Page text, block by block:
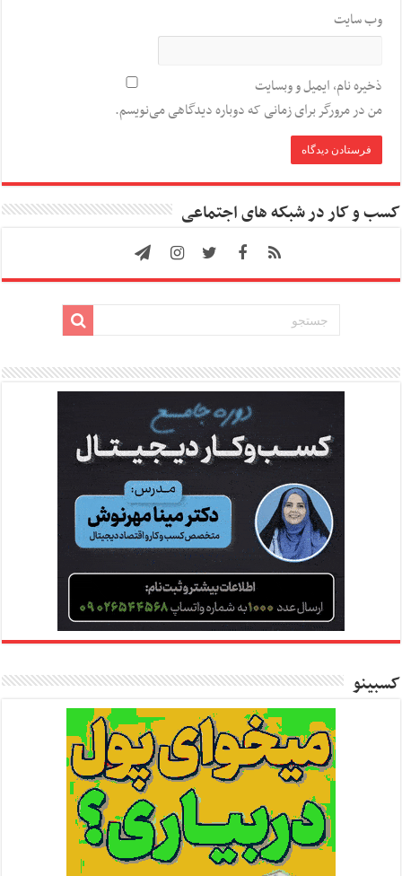
وب‌ سایت
ذخیره نام، ایمیل و وبسایت
من در مرورگر برای زمانی که دوباره دیدگاهی می‌نویسم.
کسب و کار در شبکه های اجتماعی
کسبینو